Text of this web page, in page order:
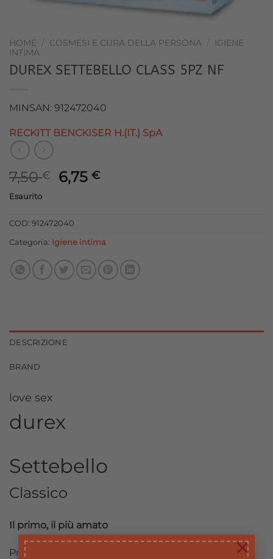
×
HOME / COSMESI E CURA DELLA PERSONA /
IGIENE
INTIMA
DUREX SETTEBELLO CLASS 5PZ NF
MINSAN: 912472040
RECKITT BENCKISER H.(IT.) SpA
7,50€
Il
era:
7,50 €.
6,75€Il
Esaurito
COD: 912472040
Categoria: Igiene intima
DESCRIZIONE
BRAND
love sex
durex
Settebello
Classico
Il primo, il più amato
Profilattici.